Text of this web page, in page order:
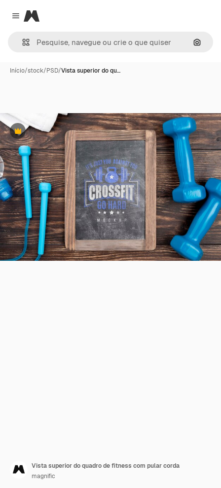
Close menu
Magnific
Início/stock/PSD/Vista superior do qu…
Premium
Vista superior do quadro de fitness com pular corda
magnific